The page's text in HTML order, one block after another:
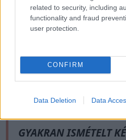
related to security, including
functionality and fraud
user protection.
CONFIRM
Data Deletion Data
GYAKRAN ISMÉTELT